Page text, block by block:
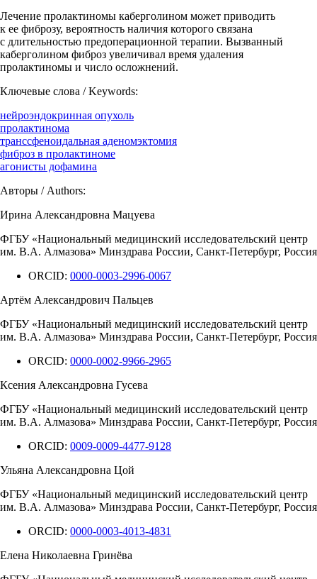
Лечение пролактиномы каберголином может приводить
к ее фиброзу, вероятность наличия которого связана
с длительностью предоперационной терапии. Вызванный
каберголином фиброз увеличивал время удаления
пролактиномы и число осложнений.
Ключевые слова / Keywords:
нейроэндокринная опухоль
пролактинома
транссфеноидальная аденомэктомия
фиброз в пролактиноме
агонисты дофамина
Авторы / Authors:
Ирина Александровна Мацуева
ФГБУ «Национальный медицинский исследовательский центр
им. В.А. Алмазова» Минздрава России, Санкт-Петербург, Россия
ORCID: 0000-0003-2996-0067
Артём Александрович Пальцев
ФГБУ «Национальный медицинский исследовательский центр
им. В.А. Алмазова» Минздрава России, Санкт-Петербург, Россия
ORCID: 0000-0002-9966-2965
Ксения Александровна Гусева
ФГБУ «Национальный медицинский исследовательский центр
им. В.А. Алмазова» Минздрава России, Санкт-Петербург, Россия
ORCID: 0009-0009-4477-9128
Ульяна Александровна Цой
ФГБУ «Национальный медицинский исследовательский центр
им. В.А. Алмазова» Минздрава России, Санкт-Петербург, Россия
ORCID: 0000-0003-4013-4831
Елена Николаевна Гринёва